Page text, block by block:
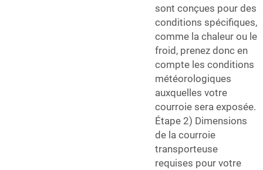
sont conçues pour des
conditions spécifiques,
comme la chaleur ou le
froid, prenez donc en
compte les conditions
météorologiques
auxquelles votre
courroie sera exposée.
Étape 2) Dimensions
de la courroie
transporteuse
requises pour votre